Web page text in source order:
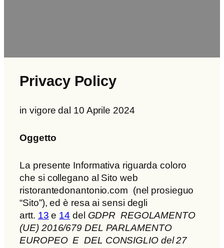
Privacy Policy
in vigore dal 10 Aprile 2024
Oggetto
La presente Informativa riguarda coloro
che si collegano al Sito web
ristorantedonantonio.com (nel prosieguo
“Sito”), ed è resa ai sensi degli
artt. 13 e 14 del GDPR REGOLAMENTO
(UE) 2016/679 DEL PARLAMENTO
EUROPEO E DEL CONSIGLIO del 27